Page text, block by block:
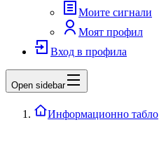
Моите сигнали
Моят профил
Вход в профила
Open sidebar
Информационно табло